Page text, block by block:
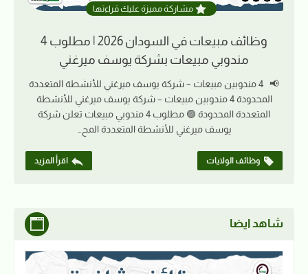
مشاركة مميزة عليك قراءتها
وظائف مبيعات في السودان 2026 | مطلوب 4
مندوبي مبيعات بشركة يوسف ميرغني
📢 4 مندوبين مبيعات – شركة يوسف ميرغني للأنشطة المتعددة
المحدودة 4 مندوبين مبيعات – شركة يوسف ميرغني للأنشطة
المتعددة المحدودة 🟢 مطلوب 4 مندوبي مبيعات تعلن شركة
يوسف ميرغني للأنشطة المتعددة المح…
وظائف الولايات اقرأ المزيد
شاهد ايضا